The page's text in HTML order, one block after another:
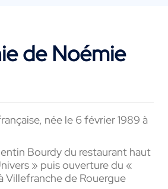
de Noémie
née le 6 février 1989 à
Bourdy du restaurant haut
» puis ouverture du «
Villefranche de Rouergue